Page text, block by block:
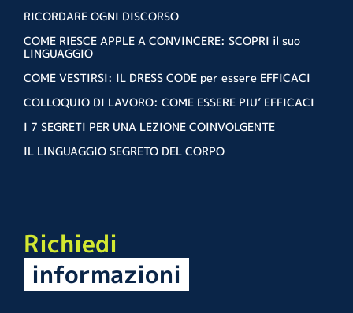
RICORDARE OGNI DISCORSO
COME RIESCE APPLE A CONVINCERE: SCOPRI il suo
LINGUAGGIO
COME VESTIRSI: IL DRESS CODE per essere EFFICACI
COLLOQUIO DI LAVORO: COME ESSERE PIU’ EFFICACI
I 7 SEGRETI PER UNA LEZIONE COINVOLGENTE
IL LINGUAGGIO SEGRETO DEL CORPO
Richiedi
informazioni